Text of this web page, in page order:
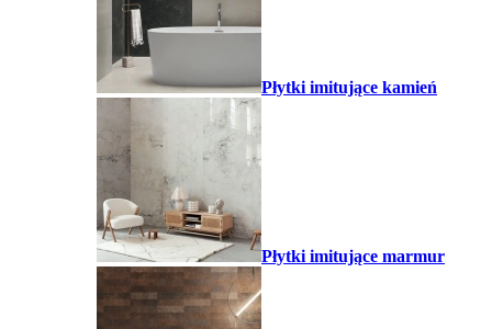
Płytki imitujące kamień
Płytki imitujące marmur